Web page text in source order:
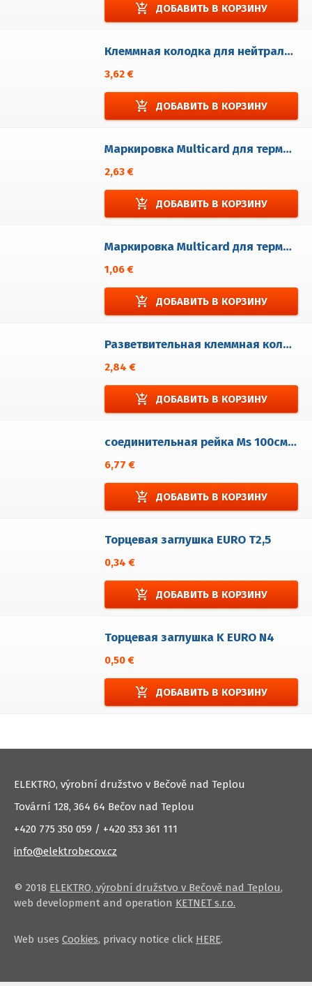
add_shopping_cart ДОБАВИТЬ В КОРЗИНУ
Клеммная колодка для нейтралов EURO N4
3,62 €
add_shopping_cart ДОБАВИТЬ В КОРЗИНУ
Маркировка Multicard для терминальново блока EURO D, N (без печати)
2,63 €
add_shopping_cart ДОБАВИТЬ В КОРЗИНУ
Маркировка Multicard для терминальново блока EURO T (без печати)
1,06 €
add_shopping_cart ДОБАВИТЬ В КОРЗИНУ
Разветвительная клеммная колодка EURO T 2,5
2,84 €
add_shopping_cart ДОБАВИТЬ В КОРЗИНУ
соединительная рейка Ms 100см для EURO N4
6,77 €
add_shopping_cart ДОБАВИТЬ В КОРЗИНУ
Торцевая заглушка EURO T2,5
0,34 €
add_shopping_cart ДОБАВИТЬ В КОРЗИНУ
Торцевая заглушка K EURO N4
0,50 €
add_shopping_cart ДОБАВИТЬ В КОРЗИНУ
ELEKTRO, výrobní družstvo v Bečově nad Teplou
Tovární 128, 364 64 Bečov nad Teplou
+420 775 350 059 / +420 353 361 111
info@elektrobecov.cz
© 2018 ELEKTRO, výrobní družstvo v Bečově nad Teplou,
web development and operation KETNET s.r.o.
Web uses Cookies, privacy notice click HERE.